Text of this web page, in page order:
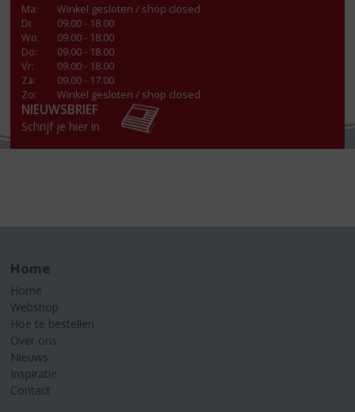
Ma:
Winkel gesloten / shop closed
Di:
09.00 - 18.00
Wo:
09.00 - 18.00
Do:
09.00 - 18.00
Vr:
09.00 - 18.00
Za:
09.00 - 17.00
Zo:
Winkel gesloten / shop closed
NIEUWSBRIEF
Schrijf je hier in
Home
Home
Webshop
Hoe te bestellen
Over ons
Nieuws
Inspiratie
Contact